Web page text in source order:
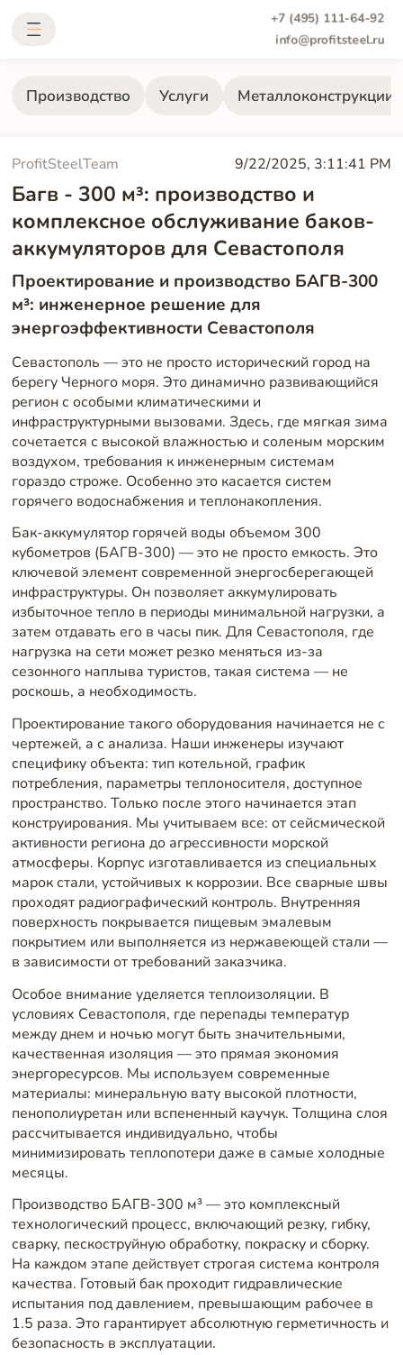
+7 (495) 111-64-92
info@profitsteel.ru
Производство Услуги Металлоконструкции
ProfitSteelTeam 9/22/2025, 3:11:41 PM
Багв - 300 м³: производство и
комплексное обслуживание баков-
аккумуляторов для Севастополя
Проектирование и производство БАГВ-300
м³: инженерное решение для
энергоэффективности Севастополя
Севастополь — это не просто исторический город на
берегу Черного моря. Это динамично развивающийся
регион с особыми климатическими и
инфраструктурными вызовами. Здесь, где мягкая зима
сочетается с высокой влажностью и соленым морским
воздухом, требования к инженерным системам
гораздо строже. Особенно это касается систем
горячего водоснабжения и теплонакопления.
Бак-аккумулятор горячей воды объемом 300
кубометров (БАГВ-300) — это не просто емкость. Это
ключевой элемент современной энергосберегающей
инфраструктуры. Он позволяет аккумулировать
избыточное тепло в периоды минимальной нагрузки, а
затем отдавать его в часы пик. Для Севастополя, где
нагрузка на сети может резко меняться из-за
сезонного наплыва туристов, такая система — не
роскошь, а необходимость.
Проектирование такого оборудования начинается не с
чертежей, а с анализа. Наши инженеры изучают
специфику объекта: тип котельной, график
потребления, параметры теплоносителя, доступное
пространство. Только после этого начинается этап
конструирования. Мы учитываем все: от сейсмической
активности региона до агрессивности морской
атмосферы. Корпус изготавливается из специальных
марок стали, устойчивых к коррозии. Все сварные швы
проходят радиографический контроль. Внутренняя
поверхность покрывается пищевым эмалевым
покрытием или выполняется из нержавеющей стали —
в зависимости от требований заказчика.
Особое внимание уделяется теплоизоляции. В
условиях Севастополя, где перепады температур
между днем и ночью могут быть значительными,
качественная изоляция — это прямая экономия
энергоресурсов. Мы используем современные
материалы: минеральную вату высокой плотности,
пенополиуретан или вспененный каучук. Толщина слоя
рассчитывается индивидуально, чтобы
минимизировать теплопотери даже в самые холодные
месяцы.
Производство БАГВ-300 м³ — это комплексный
технологический процесс, включающий резку, гибку,
сварку, пескоструйную обработку, покраску и сборку.
На каждом этапе действует строгая система контроля
качества. Готовый бак проходит гидравлические
испытания под давлением, превышающим рабочее в
1.5 раза. Это гарантирует абсолютную герметичность и
безопасность в эксплуатации.